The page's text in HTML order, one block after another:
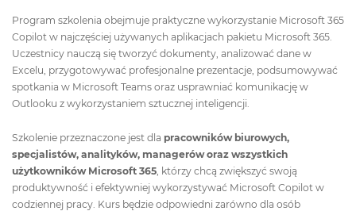
Program szkolenia obejmuje praktyczne wykorzystanie Microsoft 365
Copilot w najczęściej używanych aplikacjach pakietu Microsoft 365.
Uczestnicy nauczą się tworzyć dokumenty, analizować dane w
Excelu, przygotowywać profesjonalne prezentacje, podsumowywać
spotkania w Microsoft Teams oraz usprawniać komunikację w
Outlooku z wykorzystaniem sztucznej inteligencji.
Szkolenie przeznaczone jest dla pracowników biurowych,
specjalistów, analityków, managerów oraz wszystkich
użytkowników Microsoft 365 , którzy chcą zwiększyć swoją
produktywność i efektywniej wykorzystywać Microsoft Copilot w
codziennej pracy. Kurs będzie odpowiedni zarówno dla osób